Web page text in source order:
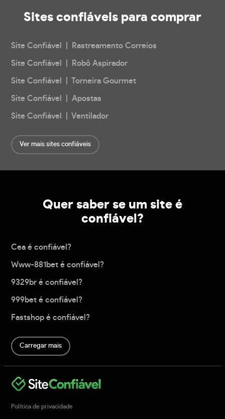
Sites confiáveis para comprar
Site Confiável | Rastreamento Correios
Site Confiável | Robô Aspirador
Site Confiável | Torneira Gourmet
Site Confiável | Apostas
Site Confiável | Ventilador
Ver mais sites confiáveis
Quer saber se um site é
confiável?
Cea é confiável?
Www-881bet é confiável?
9329br é confiável?
999bet é confiável?
Fastshop é confiável?
Carregar mais
Política de privacidade